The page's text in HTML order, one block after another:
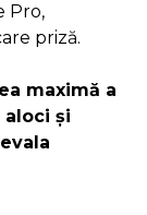
Pro,
priză.
maximă a
și